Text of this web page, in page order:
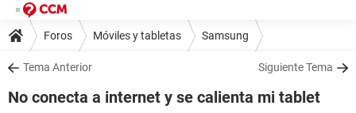
Foros Móviles y tabletas Samsung
Tema Anterior Siguiente Tema
No conecta a internet y se calienta mi tablet